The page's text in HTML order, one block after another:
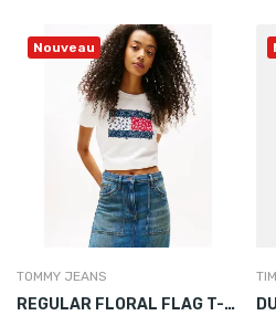
Nouveau
TOMMY JEANS
REGULAR FLORAL FLAG T-SHIRT